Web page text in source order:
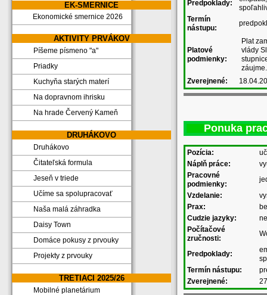
EK-SMERNICE
Ekonomické smernice 2026
AKTIVITY PRVÁKOV
Píšeme písmeno "a"
Priadky
Kuchyňa starých materí
Na dopravnom ihrisku
Na hrade Červený Kameň
DRUHÁKOVO
Druhákovo
Čitateľská formula
Jeseň v triede
Učíme sa spolupracovať
Naša malá záhradka
Daisy Town
Domáce pokusy z prvouky
Projekty z prvouky
TRETIACI 2025/26
Mobilné planetárium
Predpoklady:
Termín
nástupu:
Platové
podmienky:
Plat
vlády
záujme.
Zverejnené:
Ponuka
Pozícia:
Náplň práce:
Pracovné
podmienky:
Vzdelanie:
Prax:
Cudzie jazyky:
Počítačové
zručnosti:
Predpoklady:
Termín nástupu:
Zverejnené: